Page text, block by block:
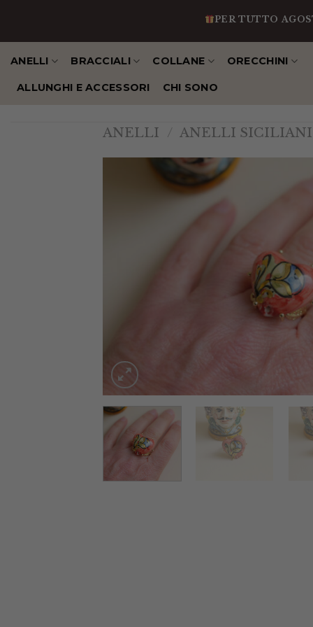
contenuto
PER TUTTO AGOSTO
ANELLI BRACCIALI COLLANE ORECCHINI
ALLUNGHI E ACCESSORI CHI SONO
ANELLI / ANELLI SICILIANI